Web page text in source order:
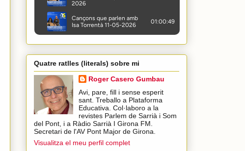
Quatre ratlles (literals) sobre mi
Roger Casero Gumbau
Avi, pare, fill i sense esperit
sant. Treballo a Plataforma
Educativa. Col·laboro a la
revistes Parlem de Sarrià i Som
del Pont, i a Ràdio Sarrià I Girona FM.
Secretari de l'AV Pont Major de Girona.
Visualitza el meu perfil complet